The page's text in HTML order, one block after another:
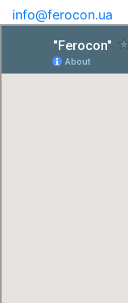
info@ferocon.ua